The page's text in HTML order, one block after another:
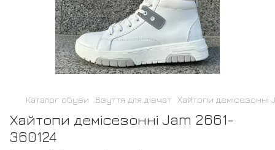
Каталог обуви Взуття для дівчат Хайтопи демісезонні
Хайтопи демісезонні Jam 2661-
360124